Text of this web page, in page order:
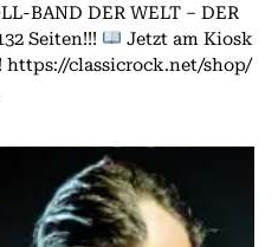
BAND DER WELT – DER
Seiten!!!
Jetzt am Kiosk
classicrock.net/shop/